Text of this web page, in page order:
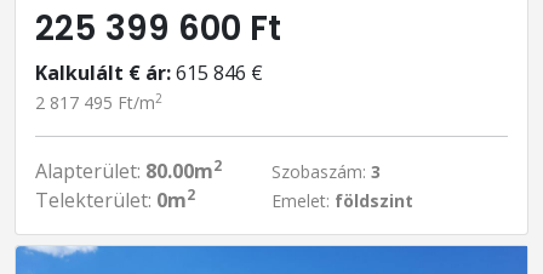
225 399 600 Ft
Kalkulált € ár:615 846 €
2 817 495 Ft/m2
Alapterület: 80.00m2
Telekterület: 0m2
Szobaszám: 3
Emelet: földszint